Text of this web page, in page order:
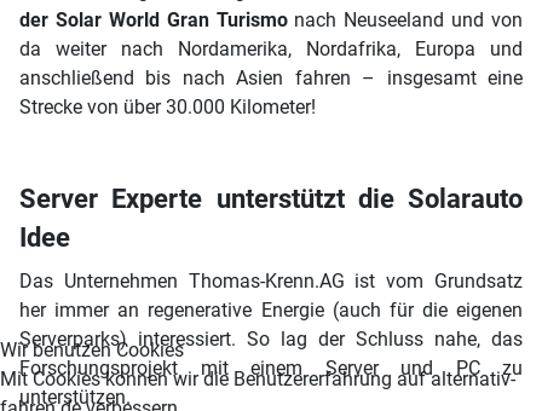
der Solar World Gran Turismonach Neuseeland und von
da weiter nach Nordamerika, Nordafrika, Europa und
anschließend bis nach Asien fahren – insgesamt eine
Strecke von über 30.000 Kilometer!
Server Experte unterstützt die Solarauto
Idee
Das Unternehmen Thomas-Krenn.AG ist vom Grundsatz
her immer an regenerative Energie (auch für die eigenen
Serverparks) interessiert. So lag der Schluss nahe, das
Forschungsprojekt mit einem Server und PC zu
unterstützen.
Wir benutzen Cookies
Mit Cookies können wir die Benutzererfahrung auf alternativ-